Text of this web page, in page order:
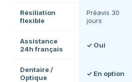
Résiliation
flexible
Préavis 30
jours
Assistance
24h français
✓ Oui
Dentaire /
Optique
✓ En option